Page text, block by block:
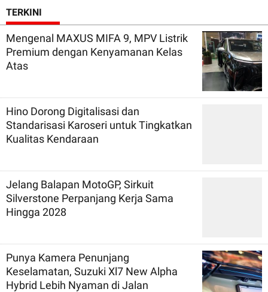
TERKINI
Mengenal MAXUS MIFA 9, MPV Listrik
Premium dengan Kenyamanan Kelas
Atas
Hino Dorong Digitalisasi dan
Standarisasi Karoseri untuk Tingkatkan
Kualitas Kendaraan
Jelang Balapan MotoGP, Sirkuit
Silverstone Perpanjang Kerja Sama
Hingga 2028
Punya Kamera Penunjang
Keselamatan, Suzuki Xl7 New Alpha
Hybrid Lebih Nyaman di Jalan